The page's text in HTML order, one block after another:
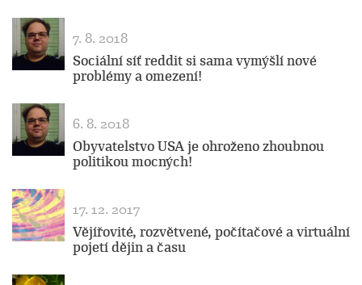
7. 8. 2018
Sociální síť reddit si sama vymýšlí nové
problémy a omezení!
6. 8. 2018
Obyvatelstvo USA je ohroženo zhoubnou
politikou mocných!
17. 12. 2017
Vějířovité, rozvětvené, počítačové a virtuální
pojetí dějin a času